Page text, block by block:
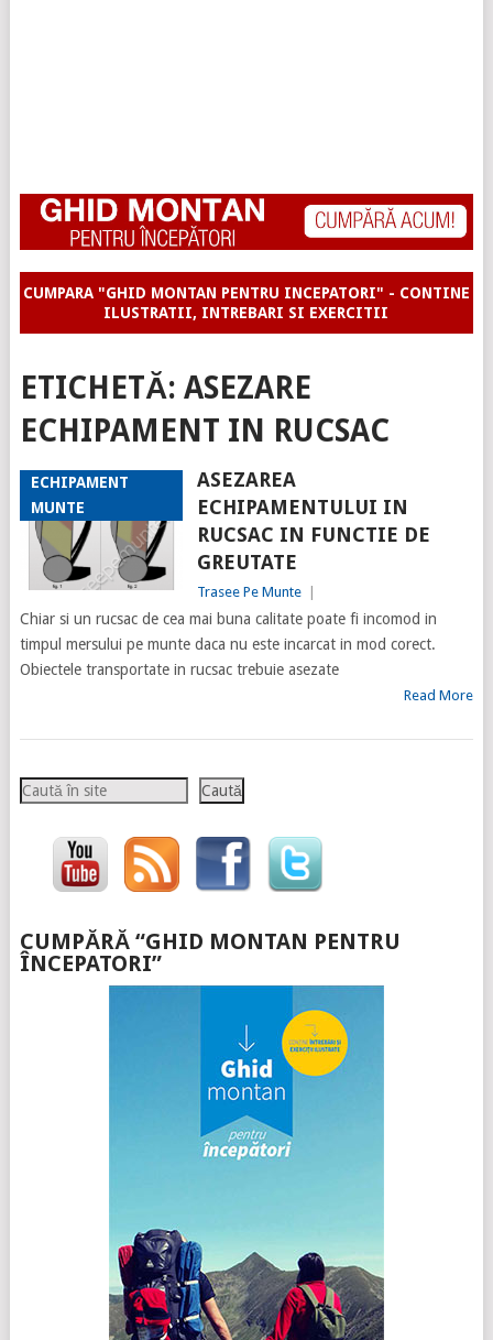
CUMPARA "GHID MONTAN PENTRU INCEPATORI" - CONTINE
ILUSTRATII, INTREBARI SI EXERCITII
ETICHETĂ: ASEZARE
ECHIPAMENT IN RUCSAC
ECHIPAMENT
MUNTE
ASEZAREA
ECHIPAMENTULUI IN
RUCSAC IN FUNCTIE DE
GREUTATE
Trasee Pe Munte
Chiar si un rucsac de cea mai buna calitate poate fi incomod in
timpul mersului pe munte daca nu este incarcat in mod corect.
Obiectele transportate in rucsac trebuie asezate
Read More
Caută Caută
CUMPĂRĂ “GHID MONTAN PENTRU
ÎNCEPATORI”